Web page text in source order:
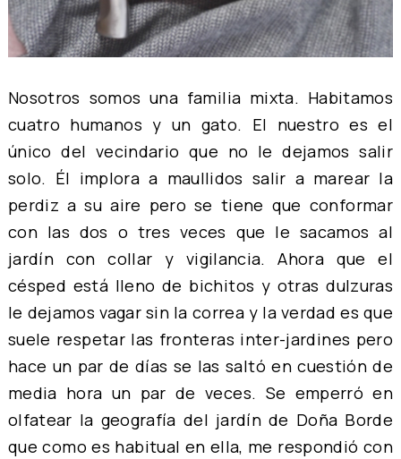
Nosotros somos una familia mixta. Habitamos
cuatro humanos y un gato. El nuestro es el
único del vecindario que no le dejamos salir
solo. Él implora a maullidos salir a marear la
perdiz a su aire pero se tiene que conformar
con las dos o tres veces que le sacamos al
jardín con collar y vigilancia. Ahora que el
césped está lleno de bichitos y otras dulzuras
le dejamos vagar sin la correa y la verdad es que
suele respetar las fronteras inter-jardines pero
hace un par de días se las saltó en cuestión de
media hora un par de veces. Se emperró en
olfatear la geografía del jardín de Doña Borde
que como es habitual en ella, me respondió con